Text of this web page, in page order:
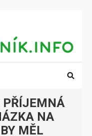
PŘÍJEMNÁ
NA
MĚL